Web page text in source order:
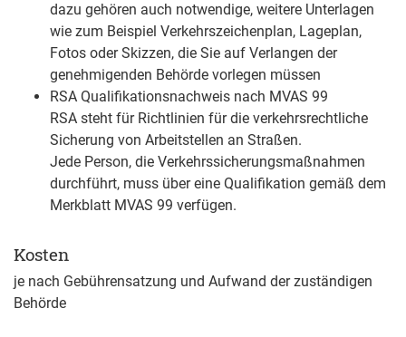
dazu gehören auch notwendige, weitere Unterlagen
wie zum Beispiel Verkehrszeichenplan, Lageplan,
Fotos oder Skizzen, die Sie auf Verlangen der
genehmigenden Behörde vorlegen müssen
RSA Qualifikationsnachweis nach MVAS 99
RSA steht für Richtlinien für die verkehrsrechtliche
Sicherung von Arbeitstellen an Straßen.
Jede Person, die Verkehrssicherungsmaßnahmen
durchführt, muss über eine Qualifikation gemäß dem
Merkblatt MVAS 99 verfügen.
Kosten
je nach Gebührensatzung und Aufwand der zuständigen
Behörde